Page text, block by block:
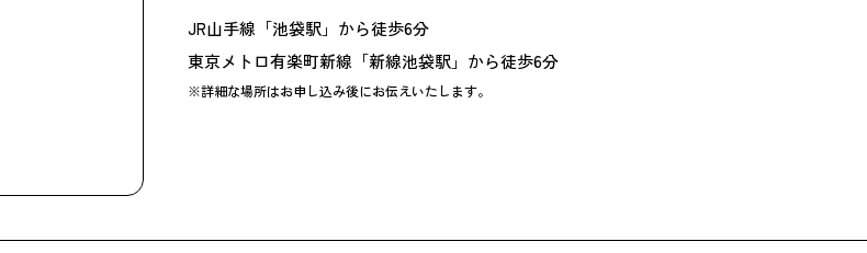
JR山手線「池袋駅」から徒歩6分
東京メトロ有楽町新線「新線池袋駅」から徒歩6分
※詳細な場所はお申し込み後にお伝えいたします。